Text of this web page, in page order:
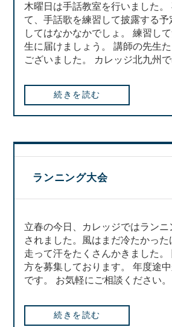
木曜日は手話教室を行いました。
て、手話歌を練習して披露する予
してはなかなかでしょ。 練習し
生に届けましょう。 講師の先生
ございました。 カレッジ北九州
続きを読む
ランニング大会
立春の今日、カレッジではラン
されました。風はまだ冷たかっ
走って汗をたくさんかきました
方を募集しております。 年度途
です。 お気軽にご相談ください
続きを読む